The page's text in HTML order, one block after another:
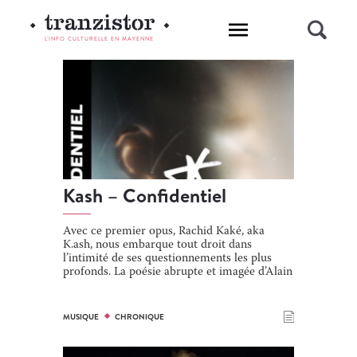
L'INFO CULTURELLE EN MAYENNE
Kash – Confidentiel
Avec ce premier opus, Rachid Kaké, aka
K.ash, nous embarque tout droit dans
l’intimité de ses questionnements les plus
profonds. La poésie abrupte et imagée d’Alain
l’évidence est chantée sans fioriture, comme
elle vient. L’amour, le doute, l’ambivalence de
constituent la matière première de ces quatre
MUSIQUE CHRONIQUE